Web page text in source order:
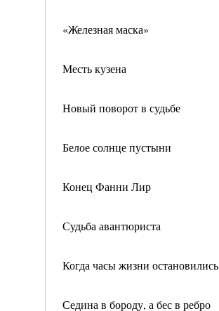
«Железная маска»
Месть кузена
Новый поворот в судьбе
Белое солнце пустыни
Конец Фанни Лир
Судьба авантюриста
Когда часы жизни остановились
Седина в бороду, а бес в ребро